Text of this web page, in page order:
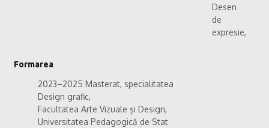
Desen
de
expresie,
Formarea
2023–2025 Masterat, specialitatea
Design grafic,
Facultatea Arte Vizuale și Design,
Universitatea Pedagogică de Stat